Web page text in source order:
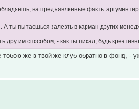
на предъявленные факты
А ты пытаешься залезть в карман других
способом, - как ты писал, будь
же в твой же клуб обратно в фонд, -